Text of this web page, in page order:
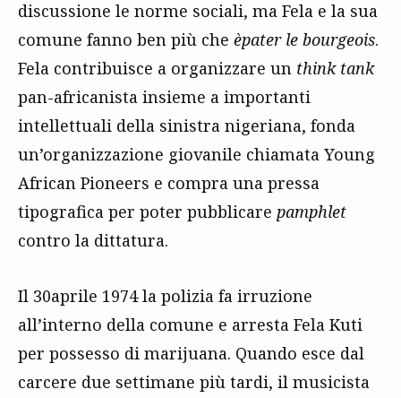
discussione le norme sociali, ma Fela e la sua
comune fanno ben più che èpater le bourgeois.
Fela contribuisce a organizzare un think tank
pan-africanista insieme a importanti
intellettuali della sinistra nigeriana, fonda
un’organizzazione giovanile chiamata Young
African Pioneers e compra una pressa
tipografica per poter pubblicare pamphlet
contro la dittatura.
Il 30aprile 1974 la polizia fa irruzione
all’interno della comune e arresta Fela Kuti
per possesso di marijuana. Quando esce dal
carcere due settimane più tardi, il musicista